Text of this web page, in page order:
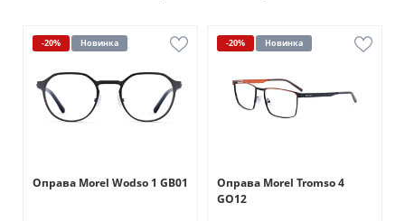
-20% Новинка
Оправа Morel Wodso 1 GB01
-20% Новинка
Оправа Morel Tromso 4
GO12